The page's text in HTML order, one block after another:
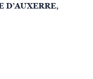
D’AUXERRE,